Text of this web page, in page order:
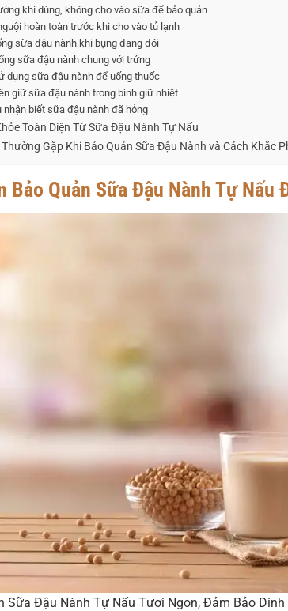
khi dùng, không cho vào sữa để bảo quản
hoàn toàn trước khi cho vào tủ lạnh
sữa đậu nành khi bụng đang đói
sữa đậu nành chung với trứng
dụng sữa đậu nành để uống thuốc
giữ sữa đậu nành trong bình giữ nhiệt
nhận biết sữa đậu nành đã hỏng
Toàn Diện Từ Sữa Đậu Nành Tự Nấu
Gặp Khi Bảo Quản Sữa Đậu Nành và Cách Khắc
Bảo Quản Sữa Đậu Nành Tự Nấu
Sữa Đậu Nành Tự Nấu Tươi Ngon, Đảm Bảo Dinh